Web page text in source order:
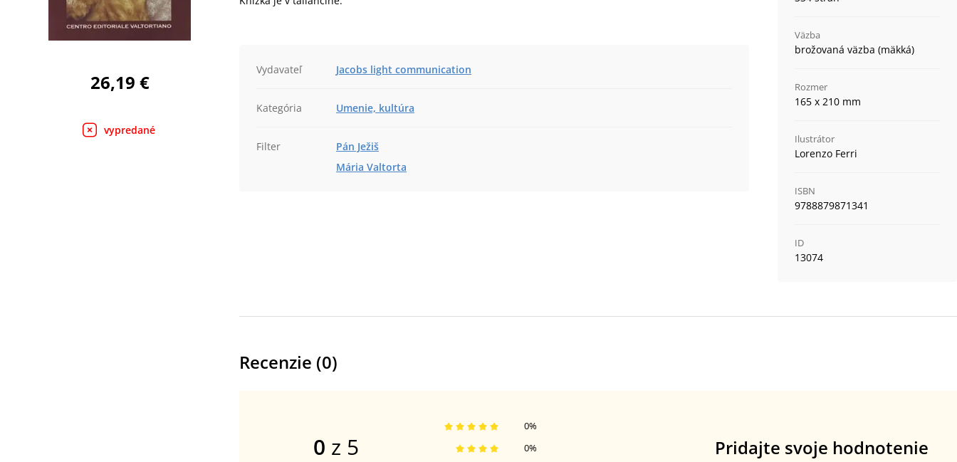
26,19 €
vypredané
Vydavateľ Jacobs light communication
Kategória Umenie, kultúra
Filter
Pán Ježiš
Mária Valtorta
Väzba
brožovaná väzba (mäkká)
Rozmer
165 x 210 mm
Ilustrátor
Lorenzo Ferri
ISBN
9788879871341
ID
13074
Recenzie (0)
0 z 5 0%
0%
Pridajte svoje hodnotenie